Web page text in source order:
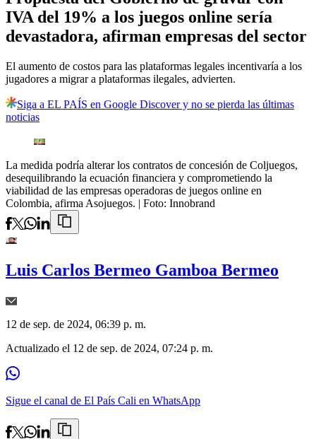
IVA del 19% a los juegos online sería
devastadora, afirman empresas del sector
El aumento de costos para las plataformas legales incentivaría a los
jugadores a migrar a plataformas ilegales, advierten.
Siga a EL PAÍS en Google Discover y no se pierda las últimas
noticias
La medida podría alterar los contratos de concesión de Coljuegos,
desequilibrando la ecuación financiera y comprometiendo la
viabilidad de las empresas operadoras de juegos online en
Colombia, afirma Asojuegos. | Foto: Innobrand
Luis Carlos Bermeo Gamboa Bermeo
12 de sep. de 2024, 06:39 p. m.
Actualizado el 12 de sep. de 2024, 07:24 p. m.
Sigue el canal de El País Cali en WhatsApp